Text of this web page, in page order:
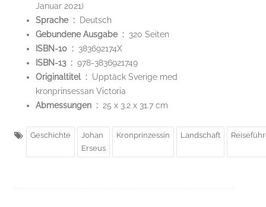
Januar 2021)
Sprache ‏ : ‎ Deutsch
Gebundene Ausgabe ‏ : ‎ 320 Seiten
ISBN-10 ‏ : ‎ 383692174X
ISBN-13 ‏ : ‎ 978-3836921749
Originaltitel ‏ : ‎ Upptäck Sverige med
kronprinsessan Victoria
Abmessungen ‏ : ‎ 25 x 3.2 x 31.7 cm
Geschichte
Johan
Erseus
Kronprinzessin Landschaft